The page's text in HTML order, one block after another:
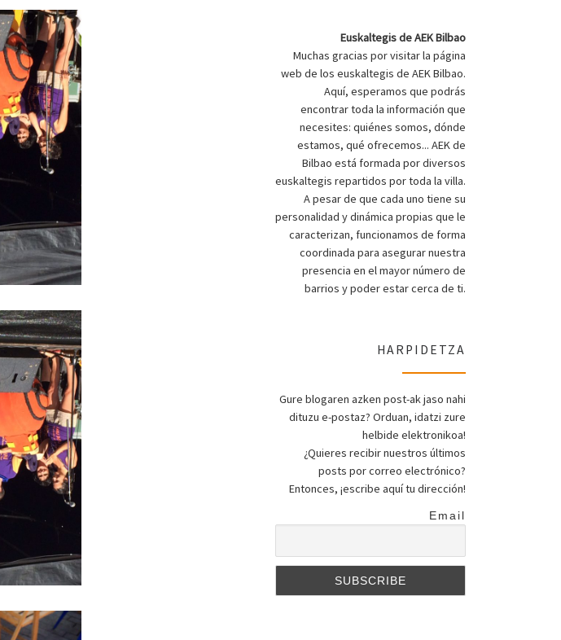
Euskaltegis de AEK Bilbao
Muchas gracias por visitar la página
web de los euskaltegis de AEK Bilbao.
Aquí, esperamos que podrás
encontrar toda la información que
necesites: quiénes somos, dónde
estamos, qué ofrecemos... AEK de
Bilbao está formada por diversos
euskaltegis repartidos por toda la villa.
A pesar de que cada uno tiene su
personalidad y dinámica propias que le
caracterizan, funcionamos de forma
coordinada para asegurar nuestra
presencia en el mayor número de
barrios y poder estar cerca de ti.
HARPIDETZA
Gure blogaren azken post-ak jaso nahi
dituzu e-postaz? Orduan, idatzi zure
helbide elektronikoa!
¿Quieres recibir nuestros últimos
posts por correo electrónico?
Entonces, ¡escribe aquí tu dirección!
Email